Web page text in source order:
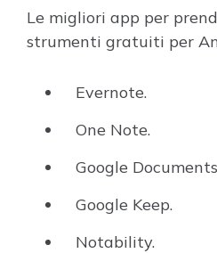
Le migliori app per
strumenti gratuiti per
Evernote.
One Note.
Google
Google Keep.
Notability.